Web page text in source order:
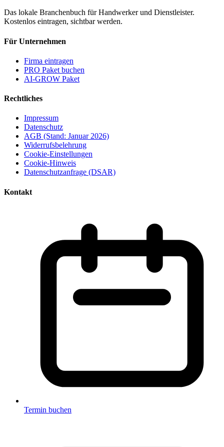
Das lokale Branchenbuch für Handwerker und Dienstleister.
Kostenlos eintragen, sichtbar werden.
Für Unternehmen
Firma eintragen
PRO Paket buchen
AI-GROW Paket
Rechtliches
Impressum
Datenschutz
AGB (Stand: Januar 2026)
Widerrufsbelehrung
Cookie-Einstellungen
Cookie-Hinweis
Datenschutzanfrage (DSAR)
Kontakt
Termin buchen